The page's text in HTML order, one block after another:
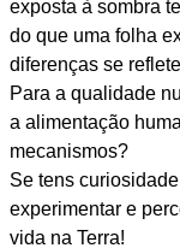
exposta à sombra
do que uma folha
diferenças se
Para a qualidade
a alimentação
mecanismos?
Se tens
experimentar e
vida na Terra!